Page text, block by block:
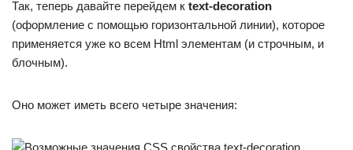
Так, теперь давайте перейдем к text-decoration
(оформление с помощью горизонтальной линии), которое
применяется уже ко всем Html элементам (и строчным, и
блочным).
Оно может иметь всего четыре значения: